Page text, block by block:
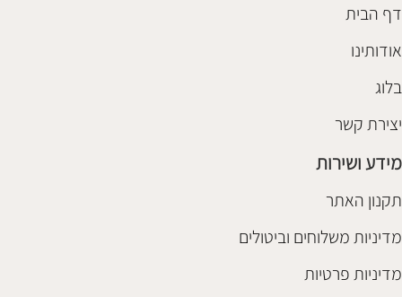
דף הבית
אודותינו
בלוג
יצירת קשר
מידע ושירות
תקנון האתר
מדיניות משלוחים וביטולים
מדיניות פרטיות